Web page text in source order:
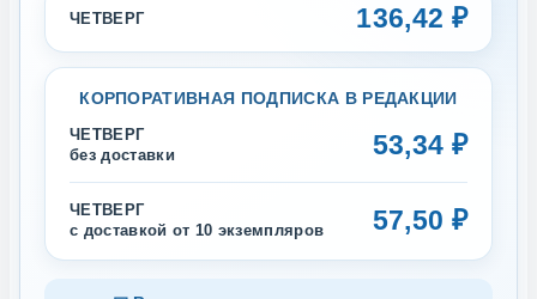
ЧЕТВЕРГ 136,42 ₽
КОРПОРАТИВНАЯ ПОДПИСКА В РЕДАКЦИИ
ЧЕТВЕРГ
без доставки
53,34 ₽
ЧЕТВЕРГ
с доставкой от 10 экземпляров
57,50 ₽